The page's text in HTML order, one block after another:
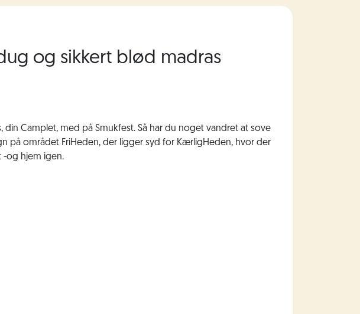
og sikkert blød madras
Camplet, med på Smukfest. Så har du noget vandret at sove
på området FriHeden, der ligger syd for KærligHeden, hvor der
-og hjem igen.